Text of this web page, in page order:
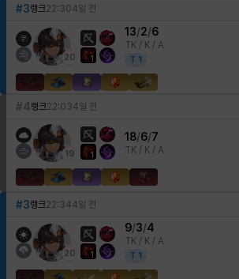
#3랭크22:304일 전
20 1
13/2/6
TK / K / A
T 1
#4랭크22:034일 전
19 1
18/6/7
TK / K / A
#3랭크22:344일 전
20 1
9/3/4
TK / K / A
T 1